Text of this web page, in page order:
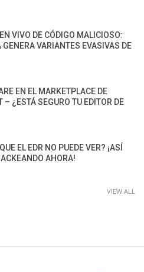
VIVO DE CÓDIGO MALICIOSO:
GENERA VARIANTES EVASIVAS DE
EN EL MARKETPLACE DE
– ¿ESTÁ SEGURO TU EDITOR DE
EL EDR NO PUEDE VER? ¡ASÍ
AHORA!
VIEW ALL